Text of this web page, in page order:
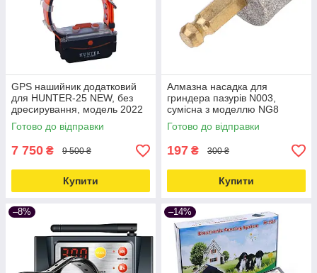
GPS нашийник додатковий
для HUNTER-25 NEW, без
дресирування, модель 2022
Love&Life -online-multimarket-
Готово до відправки
7 750 ₴ 9 500 ₴
Купити
Алмазна насадка для
гриндера пазурів N003,
сумісна з моделлю NG8
Love&Life -online-multimarket-
Готово до відправки
197 ₴ 300 ₴
Купити
–8% –14%